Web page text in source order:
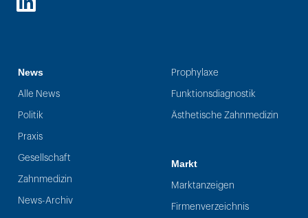
LinkedIn
News
Alle News
Politik
Praxis
Gesellschaft
Zahnmedizin
News-Archiv
Prophylaxe
Funktionsdiagnostik
Ästhetische Zahnmedizin
Markt
Marktanzeigen
Firmenverzeichnis